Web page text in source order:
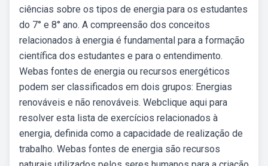
ciências sobre os tipos de energia para os estudantes
do 7° e 8° ano. A compreensão dos conceitos
relacionados à energia é fundamental para a formação
científica dos estudantes e para o entendimento.
Webas fontes de energia ou recursos energéticos
podem ser classificados em dois grupos: Energias
renováveis e não renováveis. Webclique aqui para
resolver esta lista de exercícios relacionados à
energia, definida como a capacidade de realização de
trabalho. Webas fontes de energia são recursos